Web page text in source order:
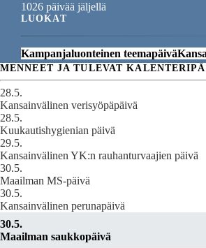
1026 päivää jäljellä
LUOKAT
Kampanjaluonteinen teemapäivä
MENNEET JA TULEVAT
28.5.
Kansainvälinen verisyöpäpäivä
28.5.
Kuukautishygienian päivä
29.5.
Kansainvälinen YK:n rauhanturvaajien päivä
30.5.
Maailman MS-päivä
30.5.
Kansainvälinen perunapäivä
30.5.
Maailman saukkopäivä